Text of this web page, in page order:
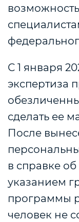
С 1 января
экспертиза
сделать ее
После
в справке
указанием
программы
человек не